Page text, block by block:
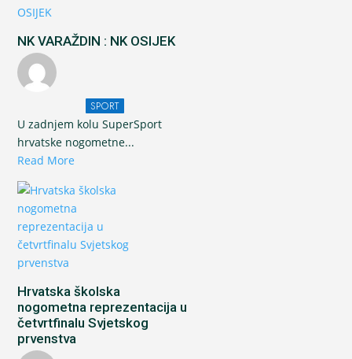
NK VARAŽDIN : NK OSIJEK
SPORT
U zadnjem kolu SuperSport
hrvatske nogometne...
Read More
Hrvatska školska
nogometna reprezentacija u
četvrtfinalu Svjetskog
prvenstva